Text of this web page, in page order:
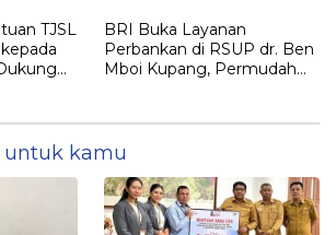
TJSL
BRI Buka Layanan
Perbankan di RSUP dr. Ben
Mboi Kupang, Permudah
untuk kamu